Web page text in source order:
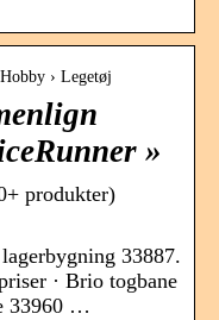
› Legetøj
»
produkter)
33887.
· Brio togbane
33960 …